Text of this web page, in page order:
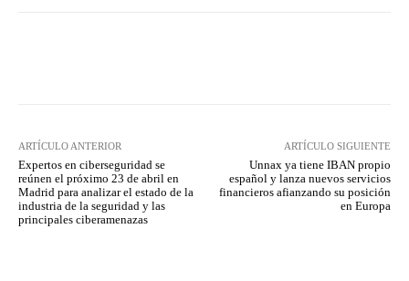
ARTÍCULO ANTERIOR
Expertos en ciberseguridad se
reúnen el próximo 23 de abril en
Madrid para analizar el estado de la
industria de la seguridad y las
principales ciberamenazas
ARTÍCULO SIGUIENTE
Unnax ya tiene IBAN propio
español y lanza nuevos servicios
financieros afianzando su posición
en Europa